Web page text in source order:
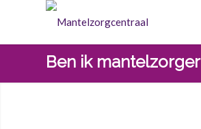
Ben ik mantelzorger